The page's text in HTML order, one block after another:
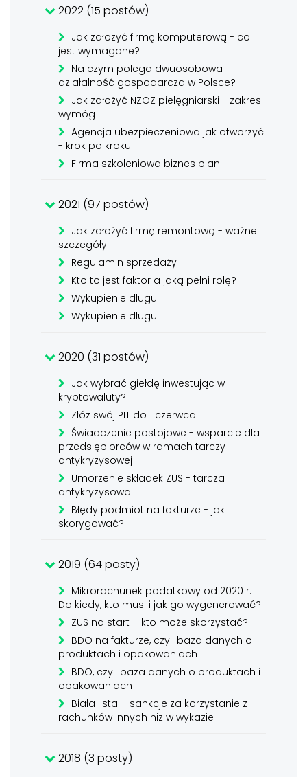
2022 (15 postów)
Jak założyć firmę komputerową - co
jest wymagane?
Na czym polega dwuosobowa
działalność gospodarcza w Polsce?
Jak założyć NZOZ pielęgniarski - zakres
wymóg
Agencja ubezpieczeniowa jak otworzyć
- krok po kroku
Firma szkoleniowa biznes plan
2021 (97 postów)
Jak założyć firmę remontową - ważne
szczegóły
Regulamin sprzedaży
Kto to jest faktor a jaką pełni rolę?
Wykupienie długu
Wykupienie długu
2020 (31 postów)
Jak wybrać giełdę inwestując w
kryptowaluty?
Złóż swój PIT do 1 czerwca!
Świadczenie postojowe - wsparcie dla
przedsiębiorców w ramach tarczy
antykryzysowej
Umorzenie składek ZUS - tarcza
antykryzysowa
Błędy podmiot na fakturze - jak
skorygować?
2019 (64 posty)
Mikrorachunek podatkowy od 2020 r.
Do kiedy, kto musi i jak go wygenerować?
ZUS na start – kto może skorzystać?
BDO na fakturze, czyli baza danych o
produktach i opakowaniach
BDO, czyli baza danych o produktach i
opakowaniach
Biała lista – sankcje za korzystanie z
rachunków innych niż w wykazie
2018 (3 posty)